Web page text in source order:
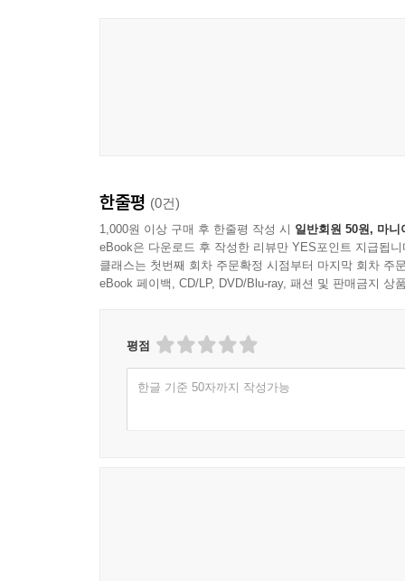
한줄평 (0건)
1,000원 이상 구매 후 한줄평 작성 시 일반회원 50원, 마니
eBook은 다운로드 후 작성한 리뷰만 YES포인트 지급됩니
클래스는 첫번째 회차 주문확정 시점부터 마지막 회차 주
eBook 페이백, CD/LP, DVD/Blu-ray, 패션 및 판매금지 상
평점
한글 기준 50자까지 작성가능